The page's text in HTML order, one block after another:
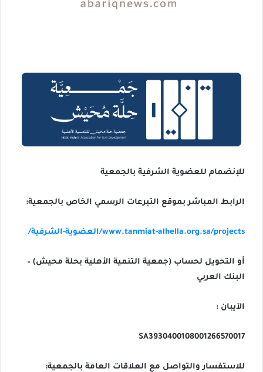
للإنضمام للعضوية الشرفية بالجمعية
الرابط المباشر بموقع التبرعات الرسمي الخاص بالجمعية:
www.tanmiat-alhella.org.sa/projects/العضوية-الشرفية/
أو التحويل لحساب (جمعية التنمية الأهلية بحلة محيش) –
البنك العربي
الآيبان :
للاستفسار والتواصل مع العلاقات العامة بالجمعية: